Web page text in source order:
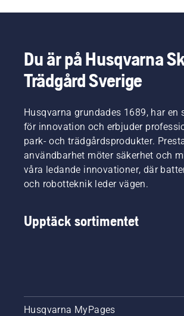
Du är på Husqvarna
Trädgård Sverige
Husqvarna grundades 1689, har en
för innovation och erbjuder
park- och trädgårdsprodukter.
användbarhet möter säkerhet och
våra ledande innovationer, där
och robotteknik leder vägen.
Upptäck sortimentet
Husqvarna MyPages